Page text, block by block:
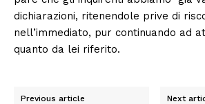
dichiarazioni, ritenendole prive di
nell’immediato, pur continuando ad
quanto da lei riferito.
Previous article Next